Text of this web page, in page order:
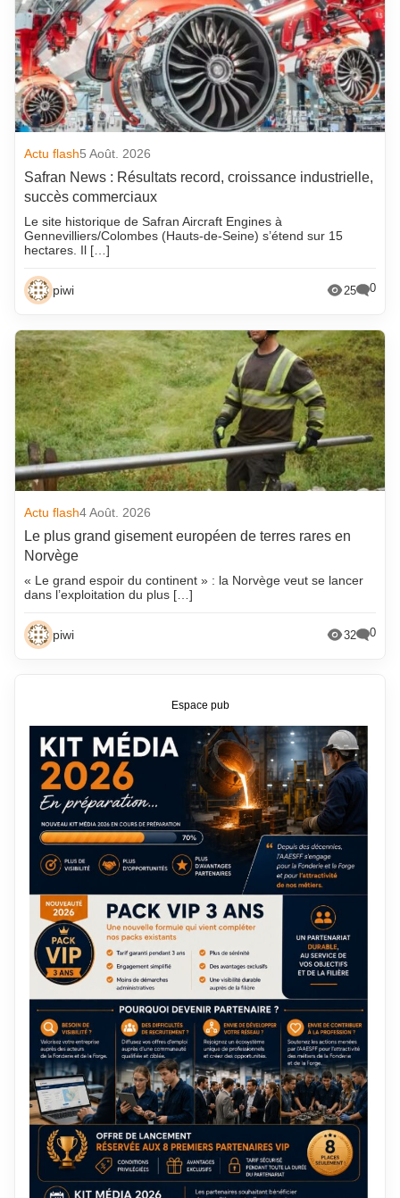
Actu flash5 Août. 2026
Safran News : Résultats record, croissance industrielle,
succès commerciaux
Le site historique de Safran Aircraft Engines à
Gennevilliers/Colombes (Hauts-de-Seine) s’étend sur 15
hectares. Il […]
piwi 25 0
Actu flash4 Août. 2026
Le plus grand gisement européen de terres rares en
Norvège
« Le grand espoir du continent » : la Norvège veut se lancer
dans l’exploitation du plus […]
piwi 32 0
Espace pub